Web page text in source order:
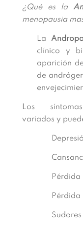
¿Qué es la
menopausia
La
clínico y
aparición
de
Los
variados y
Pérdida
Pérdida